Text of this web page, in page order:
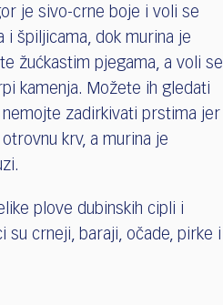
je sivo-crne boje i voli se
i špiljicama, dok murina je
žućkastim pjegama, a voli se
kamenja. Možete ih gledati
nemojte zadirkivati prstima jer
krv, a murina je
plove dubinskih cipli i
su crneji, baraji, očade, pirke i